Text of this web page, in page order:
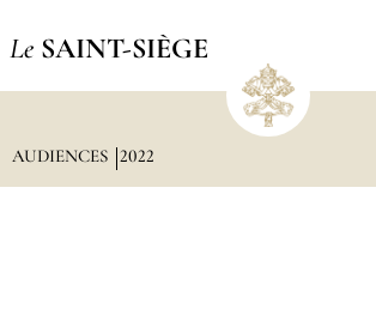
Le SAINT-SIÈGE
AUDIENCES 2022